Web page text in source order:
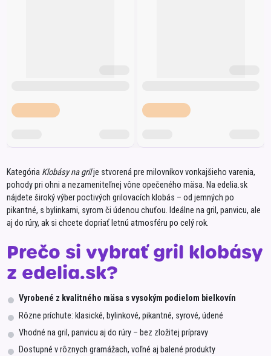
Kategória Klobásy na grilje stvorená pre milovníkov vonkajšieho varenia,
pohody pri ohni a nezameniteľnej vône opečeného mäsa. Na edelia.sk
nájdete široký výber poctivých grilovacích klobás – od jemných po
pikantné, s bylinkami, syrom či údenou chuťou. Ideálne na gril, panvicu, ale
aj do rúry, ak si chcete dopriať letnú atmosféru po celý rok.
Prečo si vybrať gril klobásy
z edelia.sk?
Vyrobené z kvalitného mäsa s vysokým podielom bielkovín
Rôzne príchute: klasické, bylinkové, pikantné, syrové, údené
Vhodné na gril, panvicu aj do rúry – bez zložitej prípravy
Dostupné v rôznych gramážach, voľné aj balené produkty